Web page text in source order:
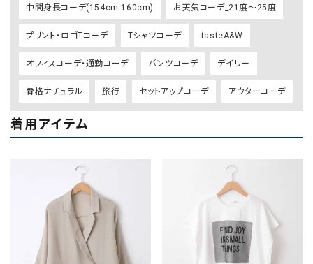
中間身長コーデ(154cm-160cm) お天気コーデ_21度～25度
プリント・ロゴTコーデ Tシャツコーデ tasteA&W
オフィスコーデ・通勤コーデ パンツコーデ デイリー
骨格ナチュラル 旅行 セットアップコーデ アウターコーデ
着用アイテム